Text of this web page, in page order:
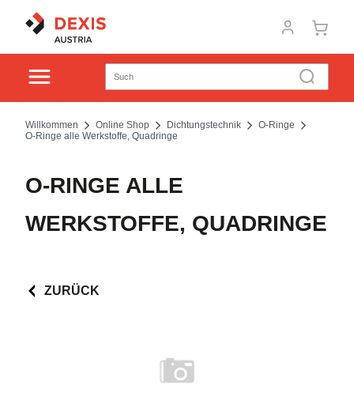
Willkommen Online Shop Dichtungstechnik
O-Ringe
O-Ringe alle Werkstoffe, Quadringe
O-RINGE ALLE
WERKSTOFFE, QUADRINGE
ZURÜCK